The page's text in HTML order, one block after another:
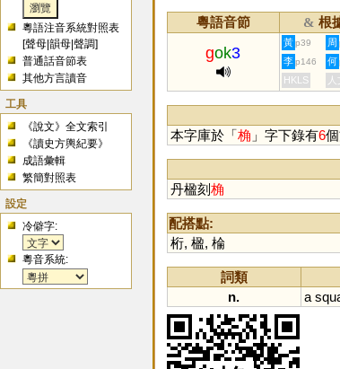
粵語注音系統對照表
[聲母 |韻母 |聲調]
普通話音節表
其他方言讀音
工具
《說文》全文索引
《讀史方輿紀要》
成語彙輯
繁簡對照表
設定
冷僻字:
粵音系統:
粵語音節 & 根
gok3
黃 p39 周
李 p146 何
HKLS 人
本字庫於「桷 」字下錄有6
丹楹刻桷
配搭點:
桁, 楹, 棆
詞類
n.
a